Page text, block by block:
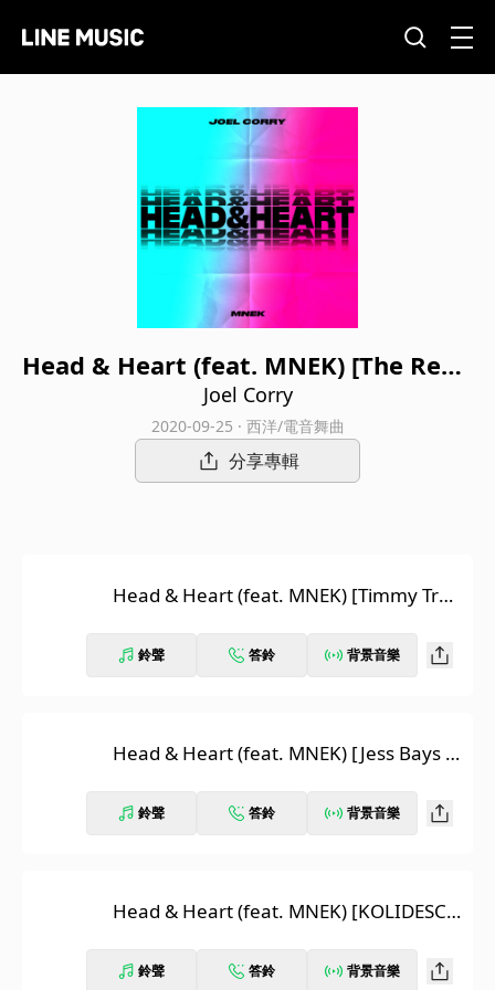
Head & Heart (feat. MNEK) [The Remi
xes Extended Pt. 2]
Joel Corry
2020-09-25 · 西洋/電音舞曲
分享專輯
Head & Heart (feat. MNEK) [Timmy Tru
鈴聲 答鈴 背景音樂
Head & Heart (feat. MNEK) [Jess Bays R
鈴聲 答鈴 背景音樂
Head & Heart (feat. MNEK) [KOLIDESCO
鈴聲 答鈴 背景音樂